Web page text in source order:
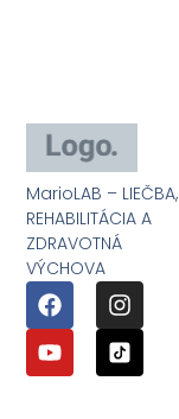
MarioLAB – LIEČBA,
REHABILITÁCIA A
ZDRAVOTNÁ
VÝCHOVA